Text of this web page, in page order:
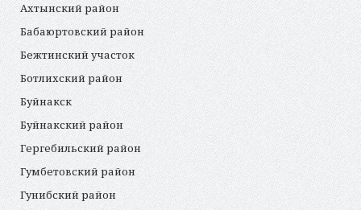
Ахтынский район
Бабаюртовский район
Бежтинский участок
Ботлихский район
Буйнакск
Буйнакский район
Гергебильский район
Гумбетовский район
Гунибский район